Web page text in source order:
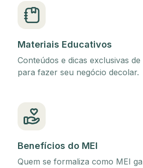
Materiais Educativos
Conteúdos e dicas exclusivas
para fazer seu negócio decolar.
Benefícios do MEI
Quem se formaliza como MEI